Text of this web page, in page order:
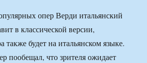
опер Верди итальянский
в классической версии,
также будет на итальянском языке.
пообещал, что зрителя ожидает